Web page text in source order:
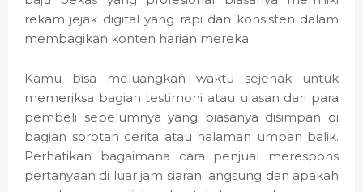
rekam jejak digital yang rapi dan konsisten dalam
membagikan konten harian mereka.
Kamu bisa meluangkan waktu sejenak untuk
memeriksa bagian testimoni atau ulasan dari para
pembeli sebelumnya yang biasanya disimpan di
bagian sorotan cerita atau halaman umpan balik.
Perhatikan bagaimana cara penjual merespons
pertanyaan di luar jam siaran langsung dan apakah